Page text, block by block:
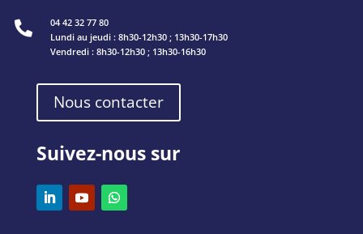

04 42 32 77 80
Lundi au jeudi : 8h30-12h30 ; 13h30-17h30
Vendredi : 8h30-12h30 ; 13h30-16h30
Nous contacter
Suivez-nous sur